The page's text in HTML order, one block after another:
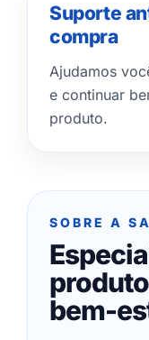
Suporte
compra
Ajudamos
e continuar
produto.
SOBRE A
bem-